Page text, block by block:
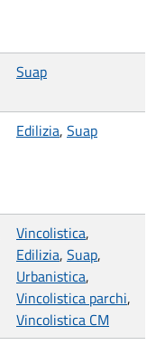
Suap
Edilizia, Suap
Vincolistica,
Edilizia, Suap,
Urbanistica,
Vincolistica parchi,
Vincolistica CM